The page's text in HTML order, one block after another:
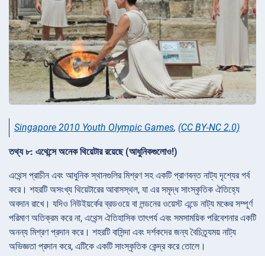
Singapore 2010 Youth Olympic Games, (CC BY-NC 2.0)
তথ্য ৮: এথেন্সে অনেক থিয়েটার রয়েছে (আধুনিকগুলোও!)
এথেন্স প্রাচীন এবং আধুনিক স্থানগুলির মিশ্রণ সহ একটি প্রাণবন্ত নাট্য দৃশ্যের গর্ব
করে। শহরটি অসংখ্য থিয়েটারের আবাসস্থল, যা এর সমৃদ্ধ সাংস্কৃতিক ঐতিহ্যে
অবদান রাখে। যদিও নিউইয়র্কের ব্রডওয়ে বা লন্ডনের ওয়েস্ট এন্ডে নাট্য মঞ্চের সম্পূর্ণ
পরিমাণ অতিক্রম করে না, এথেন্স ঐতিহাসিক তাৎপর্য এবং সমসাময়িক পরিবেশনার একটি
অনন্য মিশ্রণ প্রদান করে। শহরটি বাসিন্দা এবং দর্শকদের জন্য বৈচিত্র্যময় নাট্য
অভিজ্ঞতা প্রদান করে, এটিকে একটি সাংস্কৃতিক কেন্দ্র করে তোলে।